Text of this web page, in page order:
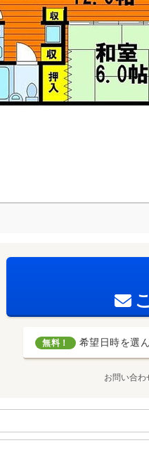
無料！ 希望日時を選
お問い合わ